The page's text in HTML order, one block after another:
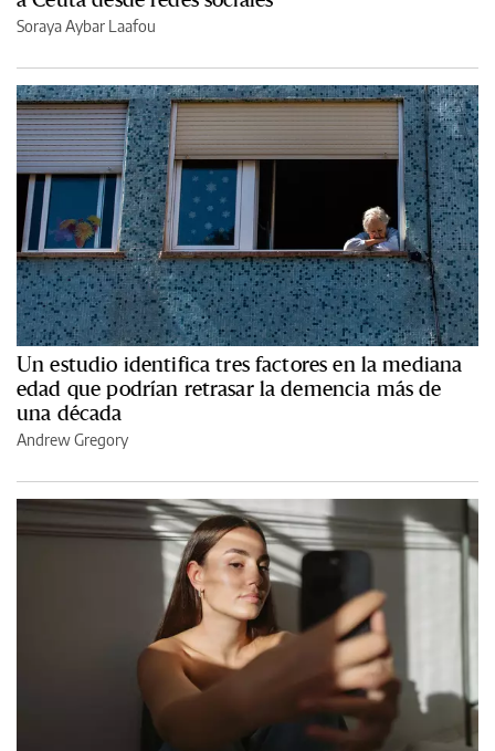
Soraya Aybar Laafou
Un estudio identifica tres factores en la mediana
edad que podrían retrasar la demencia más de
una década
Andrew Gregory